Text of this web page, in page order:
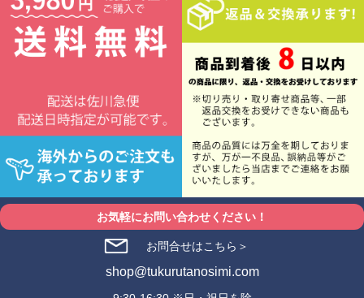
お気軽にお問い合わせください！
お問合せはこちら＞
shop@tukurutanosimi.com